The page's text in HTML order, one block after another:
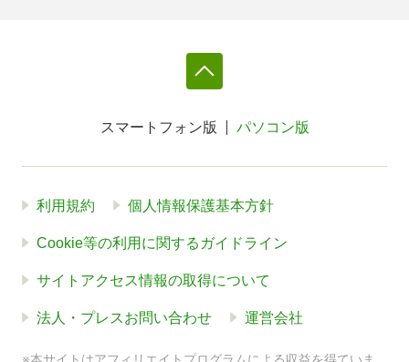
スマートフォン版 パソコン版
利用規約 個人情報保護基本方針
Cookie等の利用に関するガイドライン
サイトアクセス情報の取得について
法人・プレスお問い合わせ 運営会社
※本サイトはアフィリエイトプログラムによる収益を得ていま